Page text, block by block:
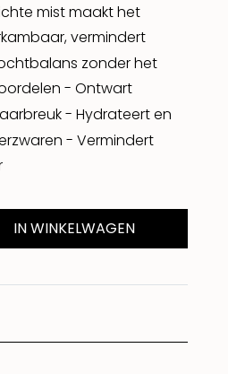
mist maakt het
vermindert
zonder het
- Ontwart
- Hydrateert en
- Vermindert
IN WINKELWAGEN